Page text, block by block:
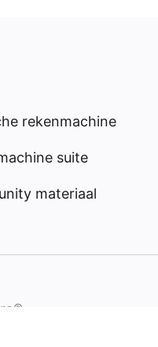
rekenmachine
suite
materiaal